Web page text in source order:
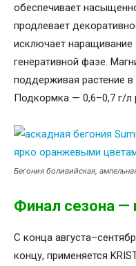
обеспечивает
продлевает
исключает
генеративной фазе.
поддерживая растение в
Подкормка — 0,6–0,7 г/л
Бегония боливийская,
Финал сезона —
С конца
концу, применяется